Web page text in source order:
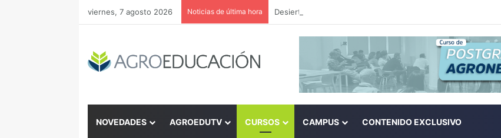
viernes, 7 agosto 2026 Noticias de última hora
NOVEDADES AGROEDUTV CURSOS CAMPUS CONTENIDO EXCLUSIVO